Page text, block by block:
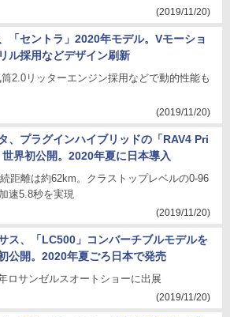
(2019/11/20)
「セントラ」2020年モデル。Vモーショ
ル採用などデザイン刷新
筒2.0リッターエンジン採用などで動的性能も
(2019/11/20)
、プラグインハイブリッドの「RAV4 Pri
世界初公開。2020年夏に日本導入
距離は約62km。クラストップレベルの0-96
速5.8秒を実現
(2019/11/20)
ス、「LC500」コンバーチブルモデルを
公開。2020年夏ごろ日本で発売
ロサンゼルスオートショーに出展
(2019/11/20)